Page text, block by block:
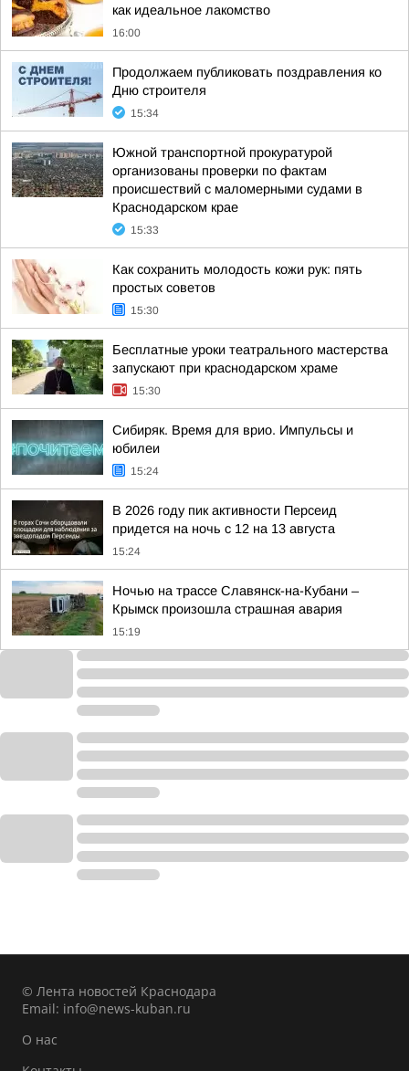
как идеальное лакомство
16:00
Продолжаем публиковать поздравления ко
Дню строителя
15:34
Южной транспортной прокуратурой
организованы проверки по фактам
происшествий с маломерными судами в
Краснодарском крае
15:33
Как сохранить молодость кожи рук: пять
простых советов
15:30
Бесплатные уроки театрального мастерства
запускают при краснодарском храме
15:30
Сибиряк. Время для врио. Импульсы и
юбилеи
15:24
В 2026 году пик активности Персеид
придется на ночь с 12 на 13 августа
15:24
Ночью на трассе Славянск-на-Кубани –
Крымск произошла страшная авария
15:19
© Лента новостей Краснодара
Email: info@news-kuban.ru
О нас